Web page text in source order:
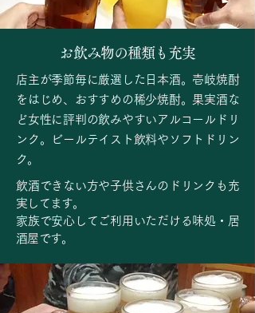
お飲み物の種類も充実
店主が季節毎に厳選した日本酒。 壱岐焼酎
をはじめ、おすすめの稀少焼酎。 果実酒な
ど女性に評判の飲みやすいアルコールドリ
ンク。
ビールテイスト飲料やソフトドリン
ク。
飲酒できない方や子供さんのドリンクも充
実してます。
家族で安心してご利用いただける味処・居
酒屋です。